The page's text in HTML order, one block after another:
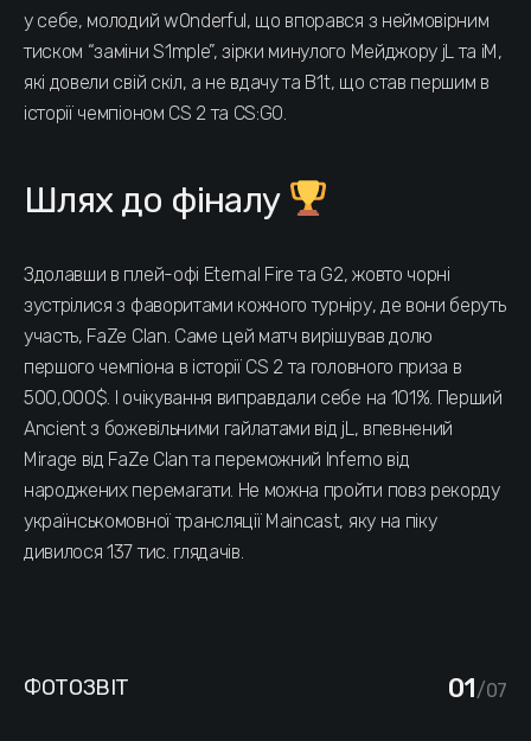
у себе, молодий w0nderful, що впорався з неймовірним
тиском “заміни S1mple”, зірки минулого Мейджору jL та iM,
які довели свій скіл, а не вдачу та B1t, що став першим в
історії чемпіоном CS 2 та CS:GO.
Шлях до фіналу
Здолавши в плей-офі Eternal Fire та G2, жовто чорні
зустрілися з фаворитами кожного турніру, де вони беруть
участь, FaZe Clan. Саме цей матч вирішував долю
першого чемпіона в історії CS 2 та головного приза в
500,000$. І очікування виправдали себе на 101%. Перший
Ancient з божевільними гайлатами від jL, впевнений
Mirage від FaZe Clan та переможний Inferno від
народжених перемагати. Не можна пройти повз рекорду
українськомовної трансляції Maincast, яку на піку
дивилося 137 тис. глядачів.
ФОТОЗВІТ 01/07